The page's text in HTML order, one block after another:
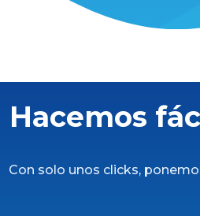
Hacemos
Con solo unos clicks,